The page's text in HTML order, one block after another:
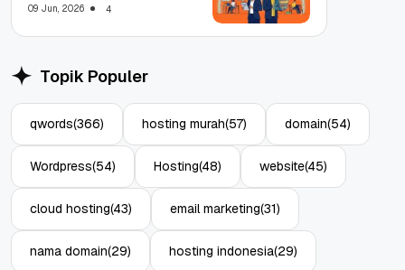
09 Jun, 2026 4
Topik Populer
qwords(366) hosting murah(57) domain(54)
Wordpress(54) Hosting(48) website(45)
cloud hosting(43) email marketing(31)
nama domain(29) hosting indonesia(29)